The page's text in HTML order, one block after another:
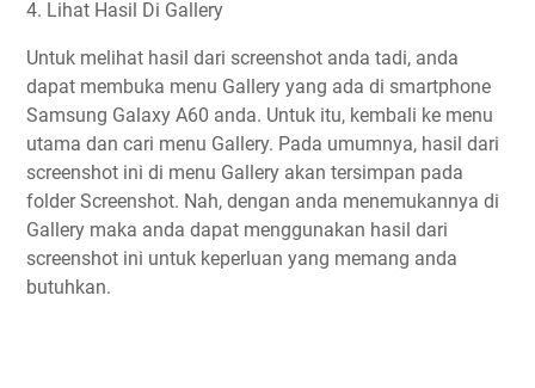
4. Lihat Hasil Di Gallery
Untuk melihat hasil dari screenshot anda tadi, anda
dapat membuka menu Gallery yang ada di smartphone
Samsung Galaxy A60 anda. Untuk itu, kembali ke menu
utama dan cari menu Gallery. Pada umumnya, hasil dari
screenshot ini di menu Gallery akan tersimpan pada
folder Screenshot. Nah, dengan anda menemukannya di
Gallery maka anda dapat menggunakan hasil dari
screenshot ini untuk keperluan yang memang anda
butuhkan.